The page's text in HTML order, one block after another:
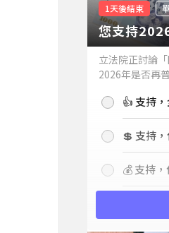
1天後結束
您支持
立法院正討論
2026年是否再
持嗎？👍 支持
💲 支持
💰 支持